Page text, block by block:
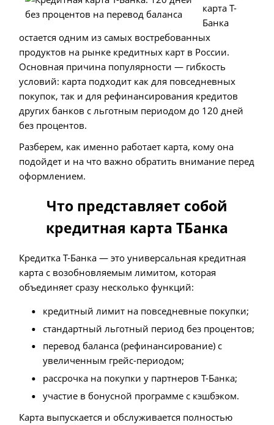
карта Т-
Банка
остается одним из самых востребованных
продуктов на рынке кредитных карт в России.
Основная причина популярности — гибкость
условий: карта подходит как для повседневных
покупок, так и для рефинансирования кредитов
других банков с льготным периодом до 120 дней
без процентов.
Разберем, как именно работает карта, кому она
подойдет и на что важно обратить внимание перед
оформлением.
Что представляет собой
кредитная карта ТБанка
Кредитка Т-Банка — это универсальная кредитная
карта с возобновляемым лимитом, которая
объединяет сразу несколько функций:
кредитный лимит на повседневные покупки;
стандартный льготный период без процентов;
перевод баланса (рефинансирование) с
увеличенным грейс-периодом;
рассрочка на покупки у партнеров Т-Банка;
участие в бонусной программе с кэшбэком.
Карта выпускается и обслуживается полностью